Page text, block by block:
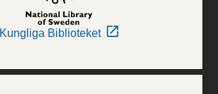
Kungliga Biblioteket